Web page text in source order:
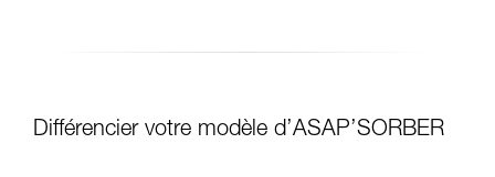
Différencier votre modèle d’ASAP’SORBER